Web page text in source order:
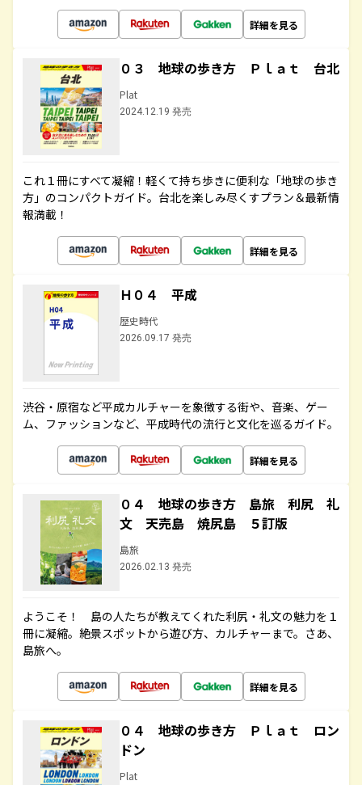
詳細を見る
０３ 地球の歩き方 Ｐｌａｔ 台北
Plat
2024.12.19 発売
これ１冊にすべて凝縮！軽くて持ち歩きに便利な「地球の歩き
方」のコンパクトガイド。台北を楽しみ尽くすプラン＆最新情
報満載！
詳細を見る
Ｈ０４ 平成
歴史時代
2026.09.17 発売
渋谷・原宿など平成カルチャーを象徴する街や、音楽、ゲー
ム、ファッションなど、平成時代の流行と文化を巡るガイド。
詳細を見る
０４ 地球の歩き方 島旅 利尻 礼
文 天売島 焼尻島 ５訂版
島旅
2026.02.13 発売
ようこそ！ 島の人たちが教えてくれた利尻・礼文の魅力を１
冊に凝縮。絶景スポットから遊び方、カルチャーまで。さあ、
島旅へ。
詳細を見る
０４ 地球の歩き方 Ｐｌａｔ ロン
ドン
Plat